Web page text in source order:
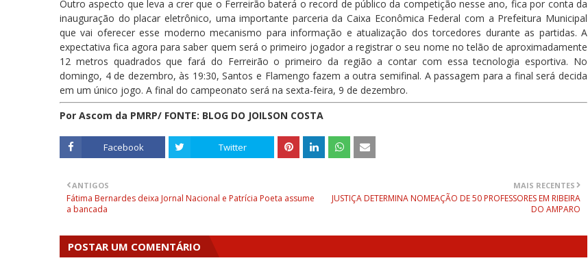
Outro aspecto que leva a crer que o Ferreirão baterá o record de público da competição nesse ano, fica por conta da
inauguração do placar eletrônico, uma importante parceria da Caixa Econômica Federal com a Prefeitura Municipal
que vai oferecer esse moderno mecanismo para informação e atualização dos torcedores durante as partidas. A
expectativa fica agora para saber quem será o primeiro jogador a registrar o seu nome no telão de aproximadamente
12 metros quadrados que fará do Ferreirão o primeiro da região a contar com essa tecnologia esportiva. No
domingo, 4 de dezembro, às 19:30, Santos e Flamengo fazem a outra semifinal. A passagem para a final será decida
em um único jogo. A final do campeonato será na sexta-feira, 9 de dezembro.
Por Ascom da PMRP/ FONTE: BLOG DO JOILSON COSTA
Facebook Twitter
MAIS RECENTES
JUSTIÇA DETERMINA NOMEAÇÃO DE 50 PROFESSORES EM RIBEIRA
DO AMPARO
ANTIGOS
Fátima Bernardes deixa Jornal Nacional e Patrícia Poeta assume
a bancada
POSTAR UM COMENTÁRIO